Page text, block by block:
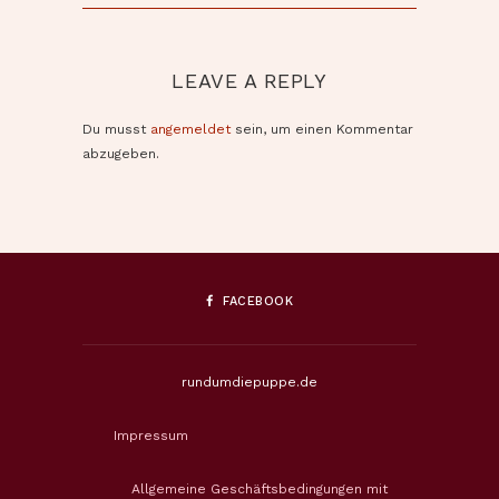
LEAVE A REPLY
Du musst angemeldetsein, um einen Kommentar
abzugeben.
FACEBOOK
rundumdiepuppe.de
Impressum
Allgemeine Geschäftsbedingungen mit